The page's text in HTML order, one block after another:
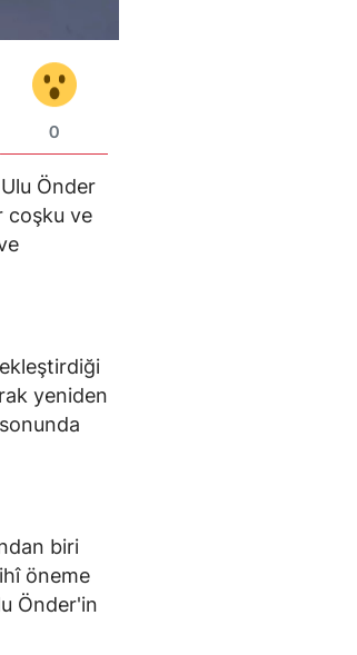
0
Önder
coşku ve
yeniden
biri
öneme
Önder'in